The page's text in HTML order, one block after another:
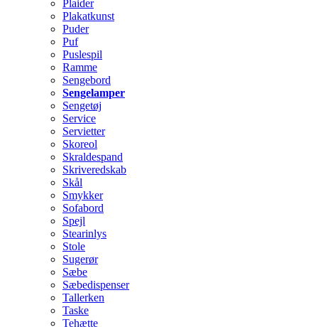
Plaider
Plakatkunst
Puder
Puf
Puslespil
Ramme
Sengebord
Sengelamper
Sengetøj
Service
Servietter
Skoreol
Skraldespand
Skriveredskab
Skål
Smykker
Sofabord
Spejl
Stearinlys
Stole
Sugerør
Sæbe
Sæbedispenser
Tallerken
Taske
Tehætte